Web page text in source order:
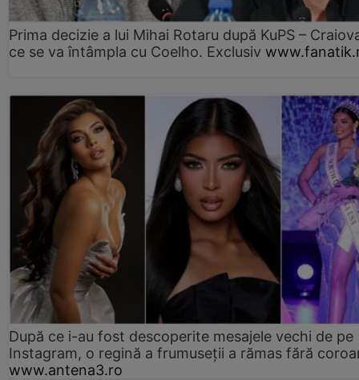
Prima decizie a lui Mihai Rotaru după KuPS –
ce se va întâmpla cu Coelho. Exclusiv
După ce i-au fost descoperite mesajele vechi de pe
Instagram, o regină a frumuseții a rămas fără
www.antena3.ro